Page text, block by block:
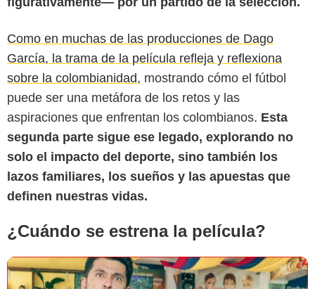
Como en muchas de las producciones de Dago
García, la trama de la película refleja y reflexiona
sobre la colombianidad, mostrando cómo el fútbol
puede ser una metáfora de los retos y las
aspiraciones que enfrentan los colombianos. Esta
segunda parte sigue ese legado, explorando no
solo el impacto del deporte, sino también los
lazos familiares, los sueños y las apuestas que
definen nuestras vidas.
¿Cuándo se estrena la película?
El diario del sur